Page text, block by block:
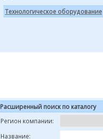
Технологическое оборудование
Расширенный поиск по каталогу
Регион компании:
Название: